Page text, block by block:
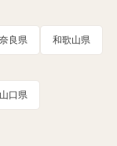
奈良県 和歌山県
山口県